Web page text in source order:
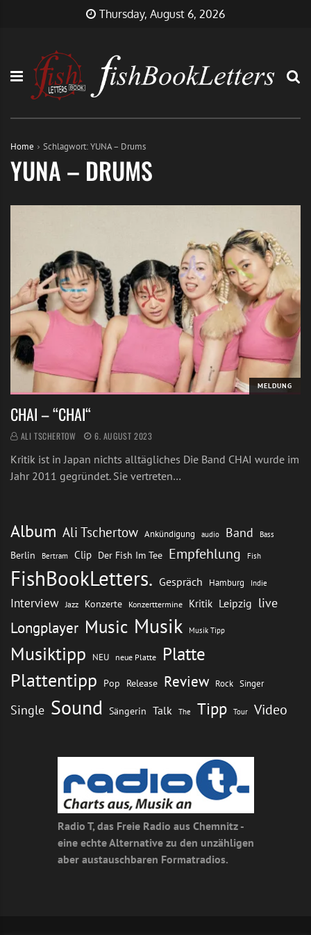
Thursday, August 6, 2026
Home Schlagwort:YUNA – Drums
YUNA – DRUMS
MELDUNG
CHAI – “CHAI“
ALI TSCHERTOW 6. AUGUST 2023
Kritik ist in Japan nichts alltägliches Die Band CHAI wurde im
Jahr 2011 gegründet. Sie vertreten…
Album Ali Tschertow Ankündigung audio Band Bass
Berlin Bertram Clip Der Fish Im Tee Empfehlung Fish
FishBookLetters. Gespräch Hamburg Indie
Interview Jazz Konzerte Konzerttermine Kritik Leipzig live
Longplayer Music Musik Musik Tipp
Musiktipp NEU neue Platte Platte
Plattentipp Pop Release Review Rock Singer
Single Sound Sängerin Talk The Tipp Tour Video
Radio T, das Freie Radio aus Chemnitz -
eine echte Alternative zu den unzähligen
aber austauschbaren Formatradios.